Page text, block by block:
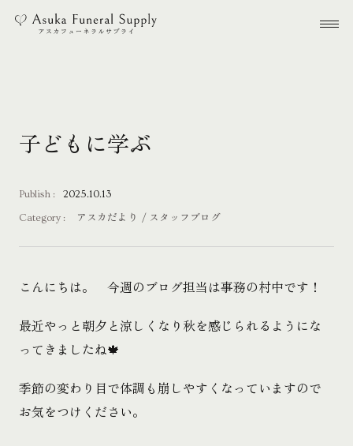
メ
子どもに学ぶ
Publish : 2025.10.13
Category : アスカだより スタッフブログ
こんにちは。 今週のブログ担当は事務の村中です！
最近やっと朝夕と涼しくなり秋を感じられるようにな
ってきましたね🍁
季節の変わり目で体調も崩しやすくなっていますので
お気をつけください。